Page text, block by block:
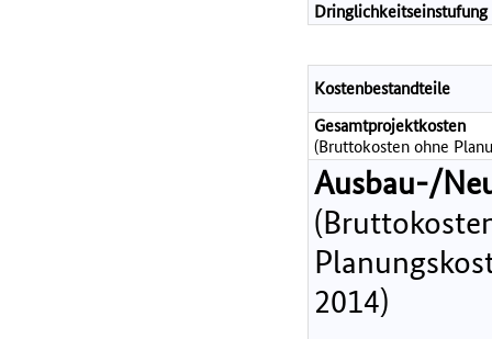
Dringlichkeitseinstufung
Kostenbestandteile
Gesamtprojektkosten
(Bruttokosten ohne
Ausbau-/
2014)